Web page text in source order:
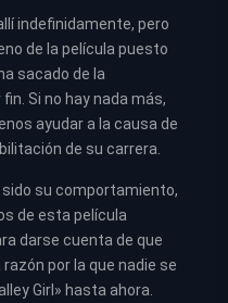
indefinidamente, pero
de la película puesto
sacado de la
Si no hay nada más,
ayudar a la causa de
de su carrera.
sido su comportamiento,
de esta película
darse cuenta de que
por la que nadie se
Girl» hasta ahora.